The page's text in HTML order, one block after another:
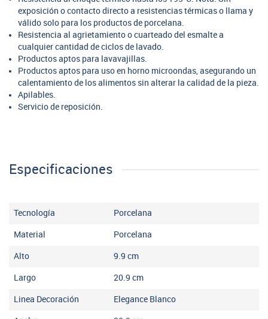
exposición o contacto directo a resistencias térmicas o llama y
válido solo para los productos de porcelana.
Resistencia al agrietamiento o cuarteado del esmalte a
cualquier cantidad de ciclos de lavado.
Productos aptos para lavavajillas.
Productos aptos para uso en horno microondas, asegurando un
calentamiento de los alimentos sin alterar la calidad de la pieza.
Apilables.
Servicio de reposición.
Especificaciones
Tecnología Porcelana
Material Porcelana
Alto 9.9 cm
Largo 20.9 cm
Linea Decoración Elegance Blanco